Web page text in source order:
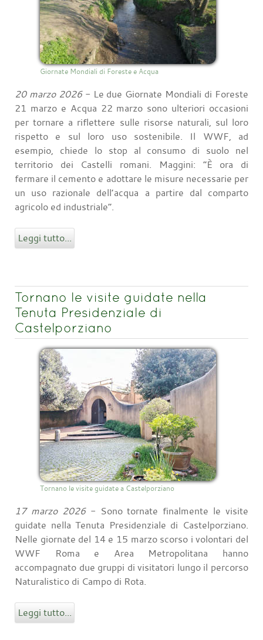
Giornate Mondiali di Foreste e Acqua
20 marzo 2026- Le due Giornate Mondiali di Foreste
21 marzo e Acqua 22 marzo sono ulteriori occasioni
per tornare a riflettere sulle risorse naturali, sul loro
rispetto e sul loro uso sostenibile. Il WWF, ad
esempio, chiede lo stop al consumo di suolo nel
territorio dei Castelli romani. Maggini: “È ora di
fermare il cemento e adottare le misure necessarie per
un uso razionale dell’acqua a partire dal comparto
agricolo ed industriale”.
Leggi tutto...
Tornano le visite guidate nella
Tenuta Presidenziale di
Castelporziano
Tornano le visite guidate a Castelporziano
17 marzo 2026- Sono tornate finalmente le visite
guidate nella Tenuta Presidenziale di Castelporziano.
Nelle giornate del 14 e 15 marzo scorso i volontari del
WWF Roma e Area Metropolitana hanno
accompagnato due gruppi di visitatori lungo il percorso
Naturalistico di Campo di Rota.
Leggi tutto...